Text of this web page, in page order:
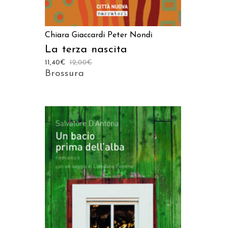
Chiara Giaccardi Peter Nondi
La terza nascita
12,00€
11,40€
Brossura
AGGIUNGI AL CARRELLO